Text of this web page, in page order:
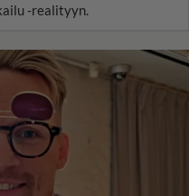
-realityyn.